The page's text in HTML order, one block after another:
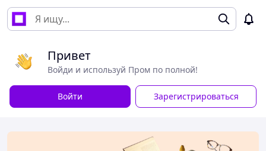
Привет
Войди и используй Пром по полной!
Войти Зарегистрироваться